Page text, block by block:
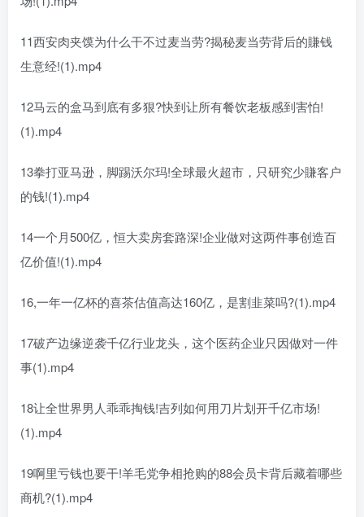
11西安肉夹馍为什么干不过麦当劳?揭秘麦当劳背后的賺钱
生意经!(1).mp4
12马云的盒马到底有多狠?快到让所有餐饮老板感到害怕!
(1).mp4
13拳打亚马逊，脚踢沃尔玛!全球最火超市，只研究少賺客户
的钱!(1).mp4
14一个月500亿，恒大卖房套路深!企业做对这两件事创造百
亿价值!(1).mp4
16,一年一亿杯的喜茶估值高达160亿，是割韭菜吗?(1).mp4
17破产边缘逆袭千亿行业龙头，这个医药企业只因做对一件
事(1).mp4
18让全世界男人乖乖掏钱!吉列如何用刀片划开千亿市场!
(1).mp4
19啊里亏钱也要干!羊毛党争相抢购的88会员卡背后藏着哪些
商机?(1).mp4